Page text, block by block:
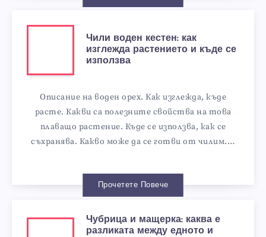
Чили воден кестен: как
изглежда растението и къде се
използва
Описание на воден орех. Как изглежда, къде
расте. Какви са полезните свойства на това
плаващо растение. Къде се използва, как се
съхранява. Какво може да се готви от чилим.…
Прочетете Повече
Чубрица и мащерка: каква е
разликата между едното и